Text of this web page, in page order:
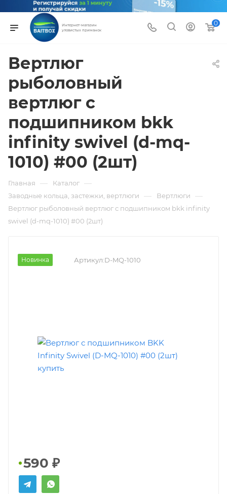
Интернет-магазин
уловистых приманок
0
Вертлюг
рыболовный
вертлюг с
подшипником bkk
infinity swivel (d-mq-
1010) #00 (2шт)
Главная — Каталог —
Заводные кольца, застежки, вертлюги — Вертлюги —
Вертлюг рыболовный вертлюг с подшипником bkk infinity
swivel (d-mq-1010) #00 (2шт)
Новинка Артикул:D-MQ-1010
590 ₽